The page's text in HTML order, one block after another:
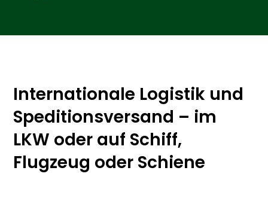
Internationale Logistik und
Speditionsversand – im
LKW oder auf Schiff,
Flugzeug oder Schiene